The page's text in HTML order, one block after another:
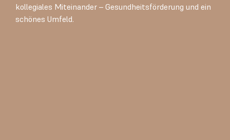
kollegiales Miteinander – Gesundheitsförderung und ein
schönes Umfeld.